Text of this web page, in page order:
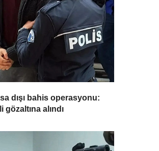
dışı bahis operasyonu:
gözaltına alındı